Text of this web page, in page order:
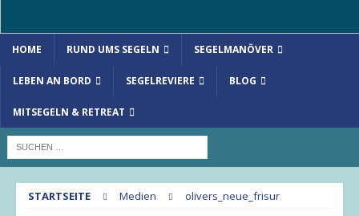
HOME RUND UMS SEGELN SEGELMANÖVER
LEBEN AN BORD SEGELREVIERE BLOG
MITSEGELN & RETREAT
STARTSEITE Medien olivers_neue_frisur